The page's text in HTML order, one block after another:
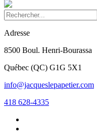
Adresse
8500 Boul. Henri-Bourassa
Québec (QC) G1G 5X1
info@jacqueslepapetier.com
418 628-4335